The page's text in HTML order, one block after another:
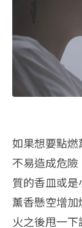
如果想要點
不易造成危
質的香皿或
薰香懸空增
火之後甩一